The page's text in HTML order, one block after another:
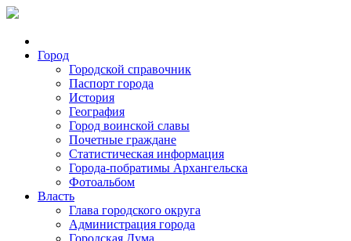
Город
Городской справочник
Паспорт города
История
География
Город воинской славы
Почетные граждане
Статистическая информация
Города-побратимы Архангельска
Фотоальбом
Власть
Глава городского округа
Администрация города
Городская Дума